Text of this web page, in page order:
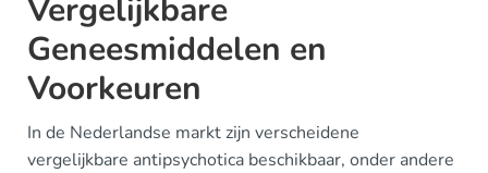
Vergelijkbare
Geneesmiddelen en
Voorkeuren
In de Nederlandse markt zijn verscheidene
vergelijkbare antipsychotica beschikbaar, onder andere